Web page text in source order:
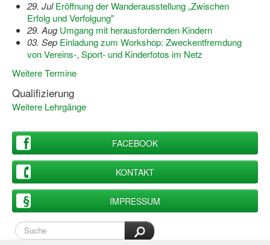
Mädchen in Mannschaftssportarten
Bewegungszwerge
Bewegungskindergarten
Sportgutschein 4.0
SportartCheck
Sport im Ganztag
Sport vor Ort
Integration durch Sport
NRW bewegt seine KINDER!
29. Jul Eröffnung der Wanderausstellung „Zwischen
Erfolg und Verfolgung"
29. Aug Umgang mit herausfordernden Kindern
03. Sep Einladung zum Workshop: Zweckentfremdung
von Vereins-, Sport- und Kinderfotos im Netz
Weitere Termine
Qualifizierung
Weitere Lehrgänge
FACEBOOK
KONTAKT
IMPRESSUM